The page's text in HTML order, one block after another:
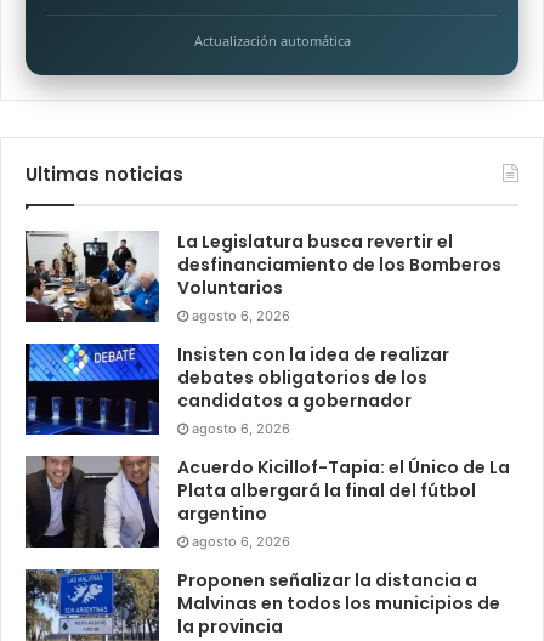
Actualización automática
Ultimas noticias
La Legislatura busca revertir el
desfinanciamiento de los Bomberos
Voluntarios
agosto 6, 2026
Insisten con la idea de realizar
debates obligatorios de los
candidatos a gobernador
agosto 6, 2026
Acuerdo Kicillof-Tapia: el Único de La
Plata albergará la final del fútbol
argentino
agosto 6, 2026
Proponen señalizar la distancia a
Malvinas en todos los municipios de
la provincia